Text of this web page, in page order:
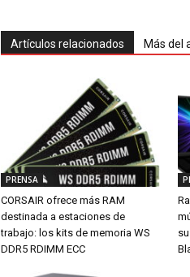
Artículos relacionados Más del
PRENSA
CORSAIR ofrece más RAM
destinada a estaciones de
trabajo: los kits de memoria WS
DDR5 RDIMM ECC